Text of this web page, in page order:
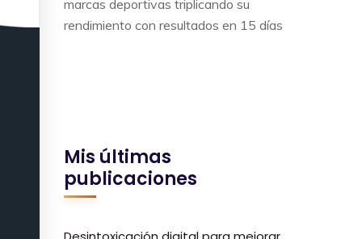
marcas deportivas triplicando su
rendimiento con resultados en 15 días
Mis últimas
publicaciones